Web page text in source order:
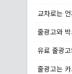
교차로는
줄광고와
유료 줄광
줄광고는